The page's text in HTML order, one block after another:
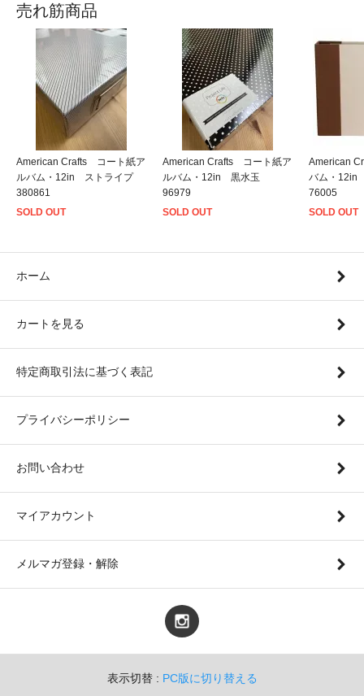
売れ筋商品
American Crafts コート紙ア
ルバム・12in ストライプ
380861
SOLD OUT
American Crafts コート紙ア
ルバム・12in 黒水玉
96979
SOLD OUT
American
バム・
76005
SOLD OUT
ホーム
カートを見る
特定商取引法に基づく表記
プライバシーポリシー
お問い合わせ
マイアカウント
メルマガ登録・解除
表示切替 : PC版に切り替える